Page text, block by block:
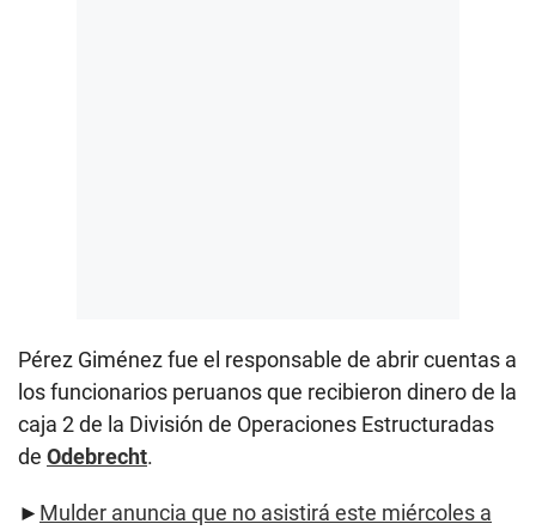
Pérez Giménez fue el responsable de abrir cuentas a
los funcionarios peruanos que recibieron dinero de la
caja 2 de la División de Operaciones Estructuradas
de Odebrecht.
► Mulder anuncia que no asistirá este miércoles a